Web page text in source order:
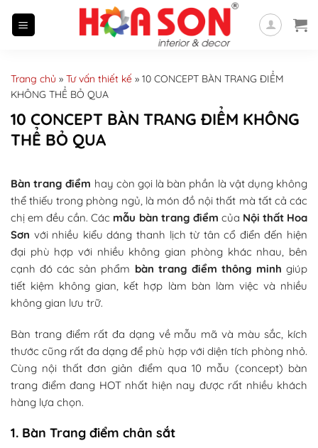
Trang chủ » Tư vấn thiết kế » 10 CONCEPT BÀN TRANG ĐIỂM
KHÔNG THỂ BỎ QUA
10 CONCEPT BÀN TRANG ĐIỂM KHÔNG
THỂ BỎ QUA
Bàn trang điểm hay còn gọi là bàn phần là vật dụng không
thể thiếu trong phòng ngủ, là món đồ nội thất mà tất cả các
chị em đều cần. Các mẫu bàn trang điểm của Nội thất Hoa
Sơn với nhiều kiểu dáng thanh lịch từ tân cổ điển đến hiện
đại phù hợp với nhiều không gian phòng khác nhau, bên
cạnh đó các sản phẩm bàn trang điểm thông minh giúp
tiết kiệm không gian, kết hợp làm bàn làm việc và nhiều
không gian lưu trữ.
Bàn trang điểm rất đa dạng về mẫu mã và màu sắc, kích
thước cũng rất đa dạng để phù hợp với diện tích phòng nhỏ.
Cùng nội thất đơn giản điểm qua 10 mẫu (concept) bàn
trang điểm đang HOT nhất hiện nay được rất nhiều khách
hàng lựa chọn.
1. Bàn Trang điểm chân sắt